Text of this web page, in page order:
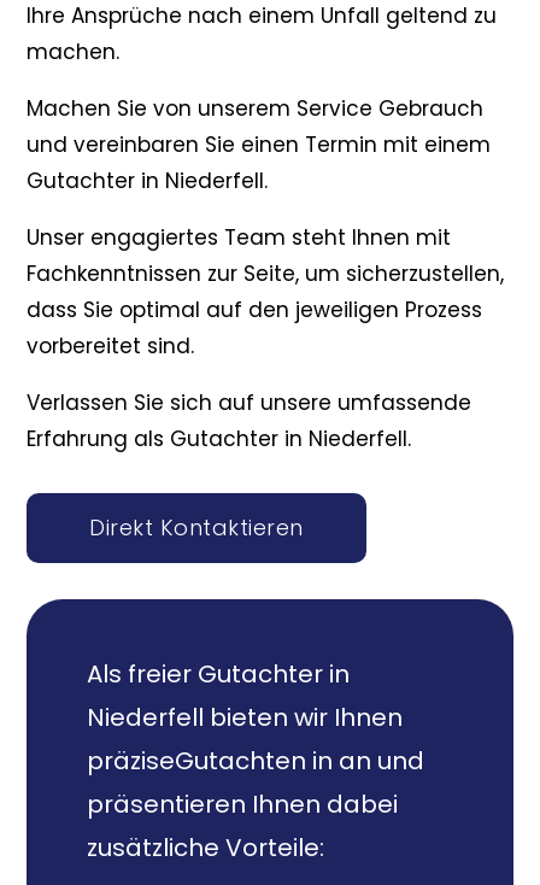
Ihre Ansprüche nach einem Unfall geltend zu
machen.
Machen Sie von unserem Service Gebrauch
und vereinbaren Sie einen Termin mit einem
Gutachter in Niederfell.
Unser engagiertes Team steht Ihnen mit
Fachkenntnissen zur Seite, um sicherzustellen,
dass Sie optimal auf den jeweiligen Prozess
vorbereitet sind.
Verlassen Sie sich auf unsere umfassende
Erfahrung als Gutachter in Niederfell.
Direkt Kontaktieren
Als freier Gutachter in
Niederfell bieten wir Ihnen
präziseGutachten in an und
präsentieren Ihnen dabei
zusätzliche Vorteile: